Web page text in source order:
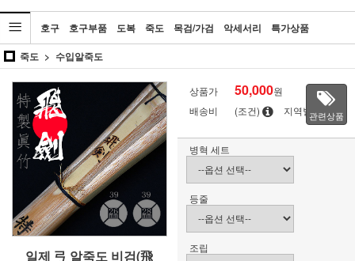
호구 호구부품 도복 죽도 목검/가검 악세서리
특가상품
죽도
수입알죽도
일제 弓 알죽도 비검(飛
상품가 50,000원
배송비
(조건) 지역별관련상품
병혁 세트
등줄
조립